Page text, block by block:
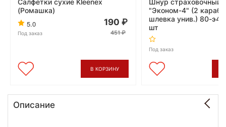
Салфетки сухие Kleenex
(Ромашка)
5.0
Под заказ
190
451
В КОРЗИНУ
Шнур страховочный
"Эконом-4" (2
шлевка унив.) 80-э4-
шт
Под заказ
Описание